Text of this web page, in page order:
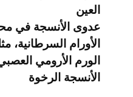
العين
عدوى الأنسجة في
الأورام السرطانية،
الورم الأرومي
الأنسجة الرخوة